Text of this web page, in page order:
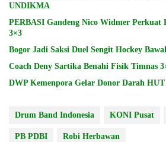
UNDIKMA
PERBASI Gandeng Nico Widmer Perkuat
3×3
Bogor Jadi Saksi Duel Sengit Hockey
Coach Deny Sartika Benahi Fisik Timnas
DWP Kemenpora Gelar Donor Darah HUT
Drum Band Indonesia KONI Pusat
PB PDBI Robi Herbawan